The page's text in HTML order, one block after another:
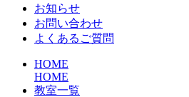
お知らせ
お問い合わせ
よくあるご質問
HOME
HOME
教室一覧